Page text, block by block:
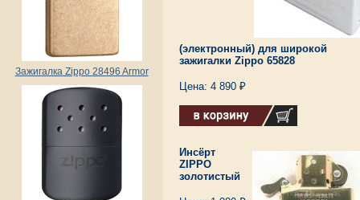
Зажигалка Zippo 28496 Armor
(электронный) для широкой
зажигалки Zippo 65828
Цена: 4 890 ₽
Инсёрт
ZIPPO
золотистый